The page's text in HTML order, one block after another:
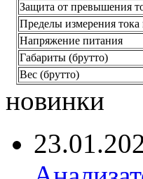
Защита от превышения
Пределы измерения
Напряжение питания
Габариты (брутто)
Вес (брутто)
новинки